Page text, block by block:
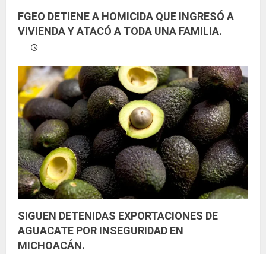
FGEO DETIENE A HOMICIDA QUE INGRESÓ A
VIVIENDA Y ATACÓ A TODA UNA FAMILIA.
SIGUEN DETENIDAS EXPORTACIONES DE
AGUACATE POR INSEGURIDAD EN
MICHOACÁN.